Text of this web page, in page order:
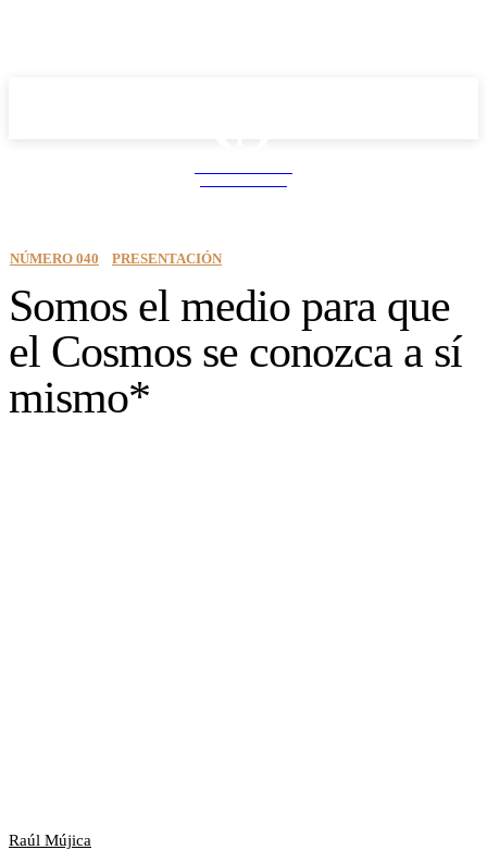
NÚMERO 040 PRESENTACIÓN
Somos el medio para que
el Cosmos se conozca a sí
mismo*
Raúl Mújica